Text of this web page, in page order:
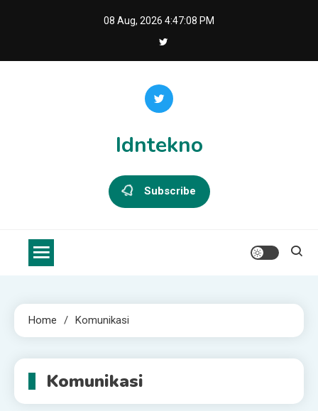
08 Aug, 2026 4:47:09 PM
Idntekno
Subscribe
Home Komunikasi
Komunikasi